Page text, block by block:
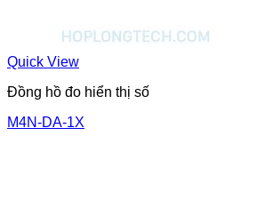
Quick View
Đồng hồ đo hiển thị số
M4N-DA-1X